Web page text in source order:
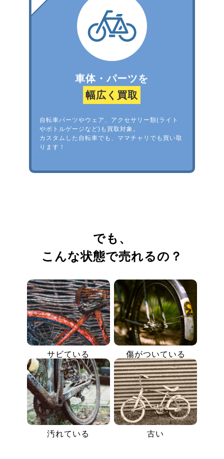
車体・パーツを
幅広く買取
自転車パーツやウェア、アクセサリー類(ライト
やボトルゲージなど)も買取対象。
カスタムした自転車でも、ママチャリでも買い取
ります！
でも、
こんな状態で売れるの？
サビている 傷がついている
汚れている 古い